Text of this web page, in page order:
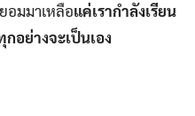
อมมาเหลือแค่เรากำลังเรียน
อย่างจะเป็นเอง